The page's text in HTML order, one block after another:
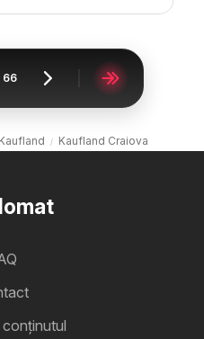
66
Kaufland Kaufland Craiova